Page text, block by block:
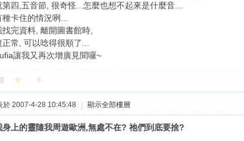
四,五音節, 很奇怪...怎麼也想不起來是什麼音...
卡住的情況咧...
完資料, 離開圖書館時,
正常, 可以唸得很順了...
讓我又再次增廣見聞囉~
於 2007-4-28 10:45:48 顯示全部樓層
身上的靈隨我周遊歐洲,無處不在? 祂們到底要捨?